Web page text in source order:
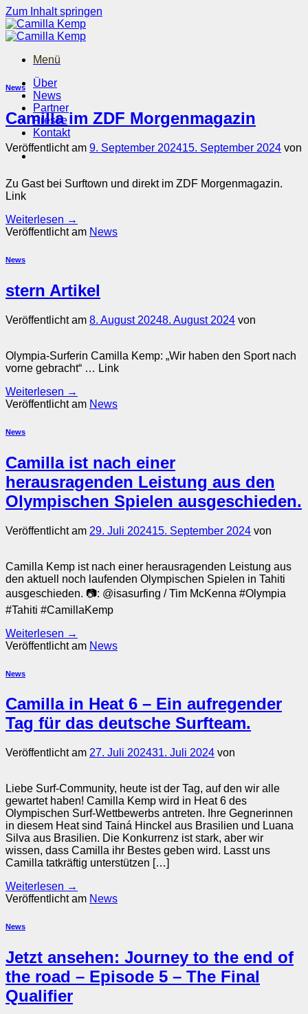
Zum Inhalt springen
Menü
Über
News
Partner
Presse
Kontakt
News
Camilla im ZDF Morgenmagazin
Veröffentlicht am 9. September 202415. September 2024 von
Zu Gast bei Surftown und direkt im ZDF Morgenmagazin.
Link
Weiterlesen →
Veröffentlicht am News
News
stern Artikel
Veröffentlicht am 8. August 20248. August 2024 von
Olympia-Surferin Camilla Kemp: „Wir haben den Sport nach
vorne gebracht“ … Link
Weiterlesen →
Veröffentlicht am News
News
Camilla ist nach einer
herausragenden Leistung aus den
Olympischen Spielen ausgeschieden.
Veröffentlicht am 29. Juli 202415. September 2024 von
Camilla Kemp ist nach einer herausragenden Leistung aus
den aktuell noch laufenden Olympischen Spielen in Tahiti
ausgeschieden. 📷: @isasurfing / Tim McKenna #Olympia
#Tahiti #CamillaKemp
Weiterlesen →
Veröffentlicht am News
News
Camilla in Heat 6 – Ein aufregender
Tag für das deutsche Surfteam.
Veröffentlicht am 27. Juli 202431. Juli 2024 von
Liebe Surf-Community, heute ist der Tag, auf den wir alle
gewartet haben! Camilla Kemp wird in Heat 6 des
Olympischen Surf-Wettbewerbs antreten. Ihre Gegnerinnen
in diesem Heat sind Tainá Hinckel aus Brasilien und Luana
Silva aus Brasilien. Die Konkurrenz ist stark, aber wir
wissen, dass Camilla ihr Bestes geben wird. Lasst uns
Camilla tatkräftig unterstützen […]
Weiterlesen →
Veröffentlicht am News
News
Jetzt ansehen: Journey to the end of
the road – Episode 5 – The Final
Qualifier